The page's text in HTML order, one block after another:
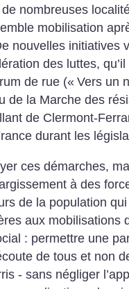
nombreuses
mobilisation
nouvelles initiatives
des luttes, qu’il
de rue (« Vers un
de la Marche des
de Clermont-
durant les
ces démarches,
à des
de la population
aux mobilisations
: permettre une
de tous et non
- sans négliger